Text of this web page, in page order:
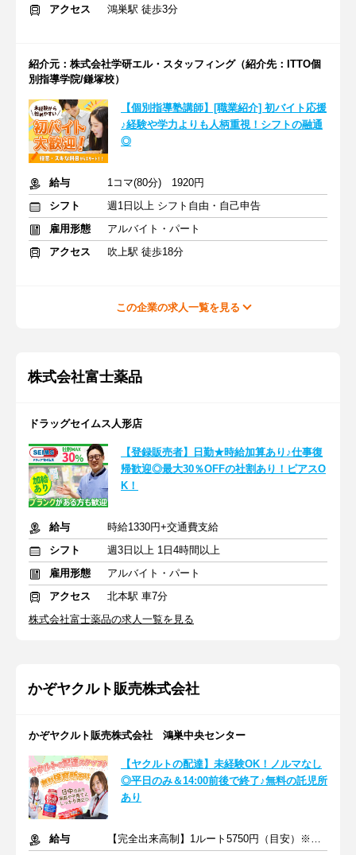
アクセス
鴻巣駅 徒歩3分
紹介元：株式会社学研エル・スタッフィング（紹介先：ITTO個
別指導学院/鎌塚校）
【個別指導塾講師】[職業紹介] 初バイト応援
♪経験や学力よりも人柄重視！シフトの融通
◎
給与
1コマ(80分) 1920円
シフト
週1日以上 シフト自由・自己申告
雇用形態
アルバイト・パート
アクセス
吹上駅 徒歩18分
この企業の求人一覧を見る
株式会社富士薬品
ドラッグセイムス人形店
【登録販売者】日勤★時給加算あり♪仕事復
帰歓迎◎最大30％OFFの社割あり！ピアスO
K！
給与
時給1330円+交通費支給
シフト
週3日以上 1日4時間以上
雇用形態
アルバイト・パート
アクセス
北本駅 車7分
株式会社富士薬品の求人一覧を見る
かぞヤクルト販売株式会社
かぞヤクルト販売株式会社 鴻巣中央センター
【ヤクルトの配達】未経験OK！ノルマなし
◎平日のみ＆14:00前後で終了♪無料の託児所
あり
給与
【完全出来高制】1ルート5750円（目安）※売上の20％支給